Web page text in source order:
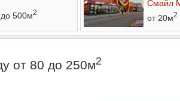
до 500м2
Смайл
от 20м2
от 80 до 250м2